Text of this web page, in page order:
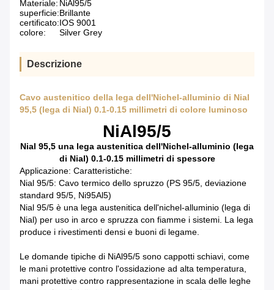
Materiale: NiAl95/5
superficie:Brillante
certificato:IOS 9001
colore:
Silver Grey
Descrizione
Cavo austenitico della lega dell'Nichel-alluminio di Nial
95,5 (lega di Nial) 0.1-0.15 millimetri di colore luminoso
NiAl95/5
Nial 95,5 una lega austenitica dell'Nichel-alluminio (lega
di Nial) 0.1-0.15 millimetri di spessore
Applicazione: Caratteristiche:
Nial 95/5: Cavo termico dello spruzzo (PS 95/5, deviazione
standard 95/5, Ni95Al5)
Nial 95/5 è una lega austenitica dell'nichel-alluminio (lega di
Nial) per uso in arco e spruzza con fiamme i sistemi. La lega
produce i rivestimenti densi e buoni di legame.
Le domande tipiche di NiAl95/5 sono cappotti schiavi, come
le mani protettive contro l'ossidazione ad alta temperatura,
mani protettive contro rappresentazione in scala delle leghe